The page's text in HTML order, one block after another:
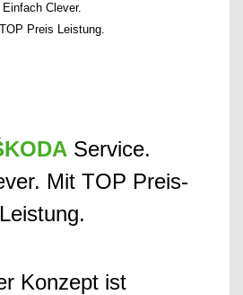
Einfach Clever.
Preis Leistung.
Service.
Mit TOP Preis-
Leistung.
Konzept ist